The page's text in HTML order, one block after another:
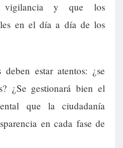
vigilancia y que los
en el día a día de los
estar atentos: ¿se
¿Se gestionará bien el
que la ciudadanía
en cada fase de